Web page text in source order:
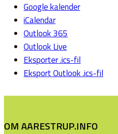
Google kalender
iCalendar
Outlook 365
Outlook Live
Eksporter .ics-fil
Eksport Outlook .ics-fil
OM AARESTRUP.INFO